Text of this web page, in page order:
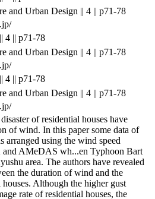
and Urban Design || 4 || p71-78
4 || p71-78
and Urban Design || 4 || p71-78
4 || p71-78
and Urban Design || 4 || p71-78
of residential houses have
of wind. In this paper some data of
arranged using the wind speed
and AMeDAS wh...en Typhoon Bart
area. The authors have revealed
the duration of wind and the
Although the higher gust
rate of residential houses, the